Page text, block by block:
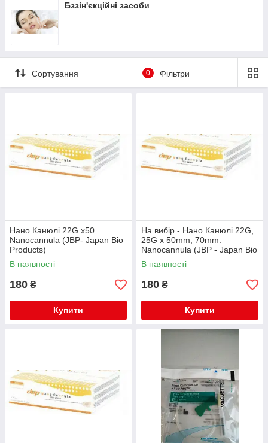
Бззiн'єкційні засоби
Сортування 0 Фільтри
Нано Канюлі 22G x50
Nanocannula (JBP- Japan Bio
Products)
В наявності
180 ₴
Купити
На вибір - Нано Канюлі 22G,
25G x 50mm, 70mm.
Nanocannula (JBP - Japan Bio
Products)
В наявності
180 ₴
Купити